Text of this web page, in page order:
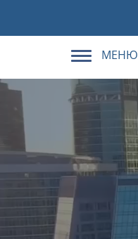
МЕНЮ